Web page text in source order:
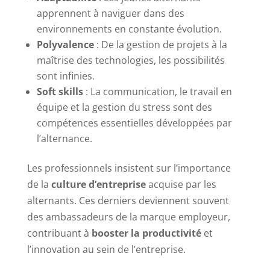
apprennent à naviguer dans des
environnements en constante évolution.
Polyvalence: De la gestion de projets à la
maîtrise des technologies, les possibilités
sont infinies.
Soft skills: La communication, le travail en
équipe et la gestion du stress sont des
compétences essentielles développées par
l’alternance.
Les professionnels insistent sur l’importance
de la culture d’entrepriseacquise par les
alternants. Ces derniers deviennent souvent
des ambassadeurs de la marque employeur,
contribuant à booster la productivitéet
l’innovation au sein de l’entreprise.